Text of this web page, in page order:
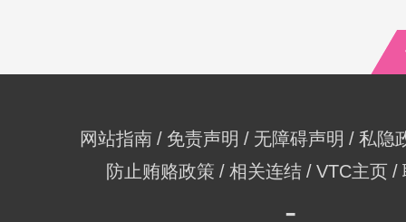
网站指南 免责声明 无障碍声明
私隐
防止贿赂政策
相关连结 VTC主页